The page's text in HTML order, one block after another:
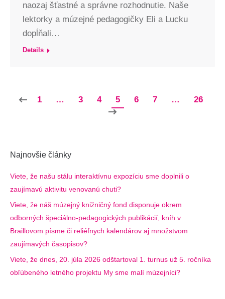
naozaj šťastné a správne rozhodnutie. Naše
lektorky a múzejné pedagogičky Eli a Lucku
dopĺňali…
Details
1 … 3 4 5 6 7 … 26
Najnovšie články
Viete, že našu stálu interaktívnu expozíciu sme doplnili o
zaujímavú aktivitu venovanú chuti?
Viete, že náš múzejný knižničný fond disponuje okrem
odborných špeciálno-pedagogických publikácií, kníh v
Braillovom písme či reliéfnych kalendárov aj množstvom
zaujímavých časopisov?
Viete, že dnes, 20. júla 2026 odštartoval 1. turnus už 5. ročníka
obľúbeného letného projektu My sme malí múzejníci?